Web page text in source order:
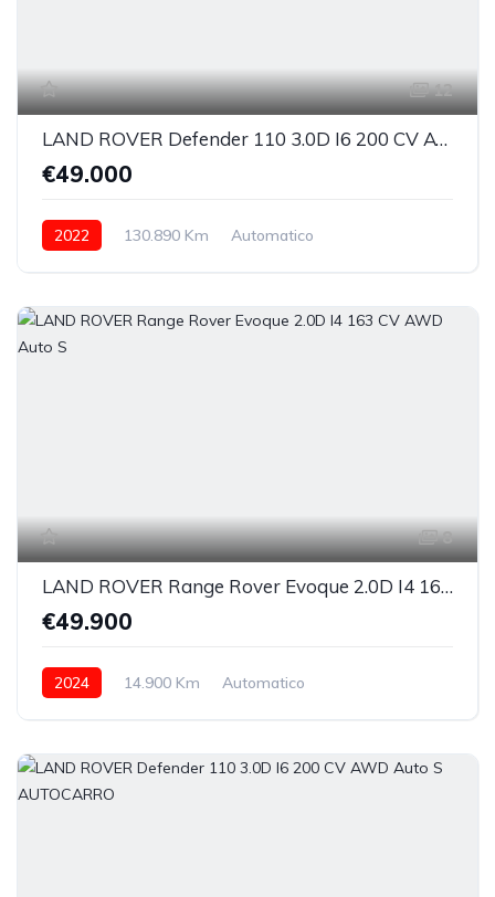
12
LAND ROVER Defender 110 3.0D I6 200 CV AWD Auto X-Dynamic S
€49.000
2022 130.890 Km
Automatico
8
LAND ROVER Range Rover Evoque 2.0D I4 163 CV AWD Auto S
€49.900
2024 14.900 Km
Automatico